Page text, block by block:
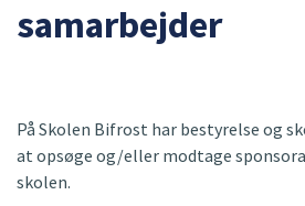
samarbejder
På Skolen Bifrost har bestyrelse og
at opsøge og/eller modtage
skolen.